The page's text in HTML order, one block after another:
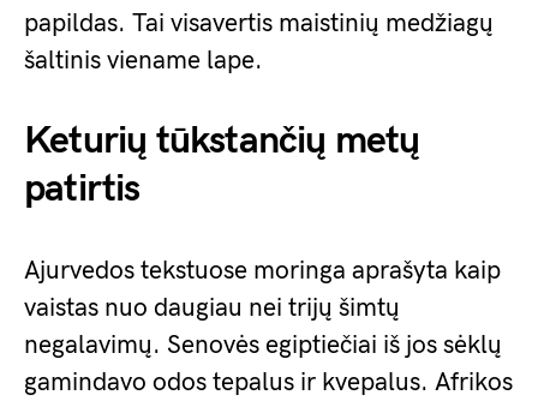
papildas. Tai visavertis maistinių medžiagų
šaltinis viename lape.
Keturių tūkstančių metų
patirtis
Ajurvedos tekstuose moringa aprašyta kaip
vaistas nuo daugiau nei trijų šimtų
negalavimų. Senovės egiptiečiai iš jos sėklų
gamindavo odos tepalus ir kvepalus. Afrikos